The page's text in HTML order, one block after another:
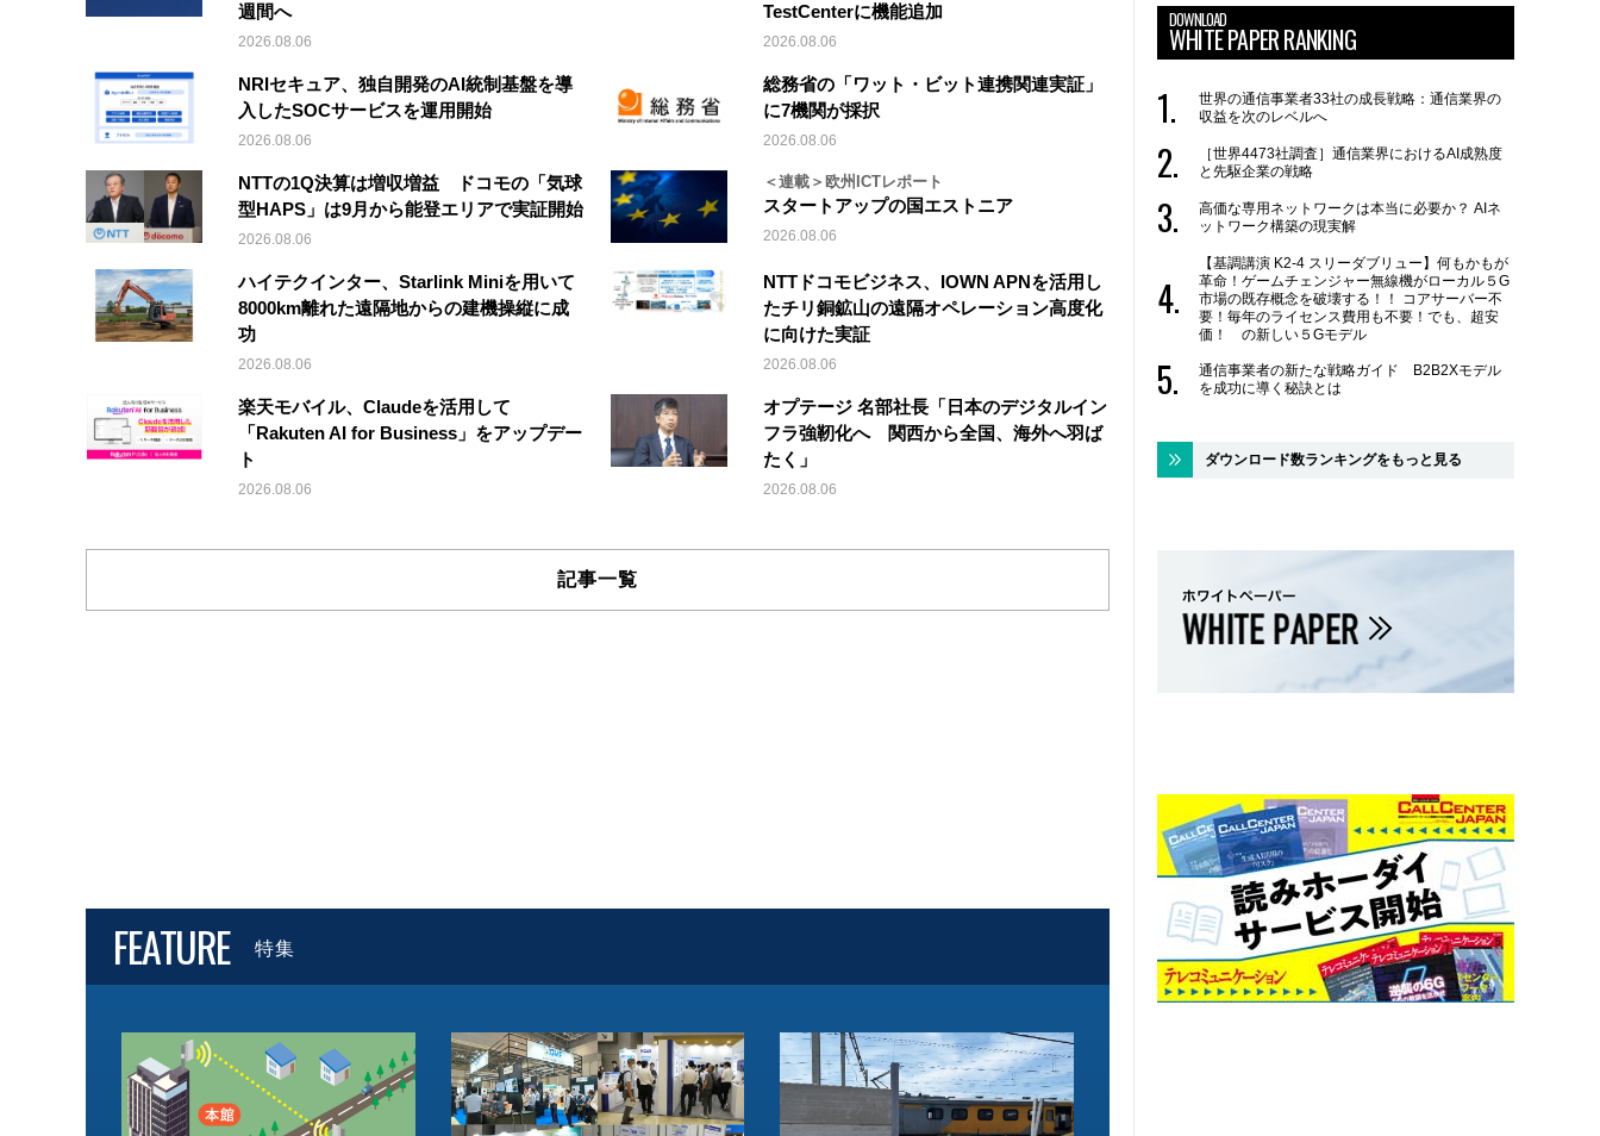
週間へ
2026.08.06
TestCenterに機能追加
2026.08.06
NRIセキュア、独自開発のAI統制基盤を導
入したSOCサービスを運用開始
2026.08.06
総務省の「ワット・ビット連携関連実証」
に7機関が採択
2026.08.06
NTTの1Q決算は増収増益 ドコモの「気球
型HAPS」は9月から能登エリアで実証開始
2026.08.06
＜連載＞欧州ICTレポート
スタートアップの国エストニア
2026.08.06
ハイテクインター、Starlink Miniを用いて
8000km離れた遠隔地からの建機操縦に成
功
2026.08.06
NTTドコモビジネス、IOWN APNを活用し
たチリ銅鉱山の遠隔オペレーション高度化
に向けた実証
2026.08.06
楽天モバイル、Claudeを活用して
「Rakuten AI for Business」をアップデー
ト
2026.08.06
オプテージ 名部社長「日本のデジタルイン
フラ強靭化へ 関西から全国、海外へ羽ば
たく」
2026.08.06
記事一覧
FEATURE 特集
DOWNLOAD
WHITE PAPER RANKING
世界の通信事業者33社の成長戦略：通信業界の
収益を次のレベルへ
［世界4473社調査］通信業界におけるAI成熟度
と先駆企業の戦略
高価な専用ネットワークは本当に必要か？ AIネ
ットワーク構築の現実解
【基調講演 K2-4 スリーダブリュー】何もかもが
革命！ゲームチェンジャー無線機がローカル５G
市場の既存概念を破壊する！！ コアサーバー不
要！毎年のライセンス費用も不要！でも、超安
価！ の新しい５Gモデル
通信事業者の新たな戦略ガイド B2B2Xモデル
を成功に導く秘訣とは
ダウンロード数ランキングをもっと見る